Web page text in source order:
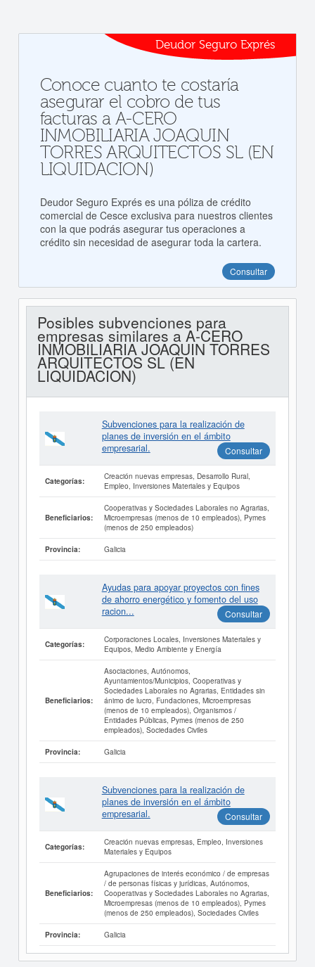
Deudor Seguro Exprés
Conoce cuanto te costaría
asegurar el cobro de tus
facturas a A-CERO
INMOBILIARIA JOAQUIN
TORRES ARQUITECTOS SL (EN
LIQUIDACION)
Deudor Seguro Exprés es una póliza de crédito
comercial de Cesce exclusiva para nuestros clientes
con la que podrás asegurar tus operaciones a
crédito sin necesidad de asegurar toda la cartera.
Consultar
Posibles subvenciones para
empresas similares a A-CERO
INMOBILIARIA JOAQUIN TORRES
ARQUITECTOS SL (EN
LIQUIDACION)
Subvenciones para la realización de
planes de inversión en el ámbito
empresarial.
Consultar
Categorías:
Creación nuevas empresas, Desarrollo Rural,
Empleo, Inversiones Materiales y Equipos
Beneficiarios:
Cooperativas y Sociedades Laborales no Agrarias,
Microempresas (menos de 10 empleados), Pymes
(menos de 250 empleados)
Provincia: Galicia
Ayudas para apoyar proyectos con fines
de ahorro energético y fomento del uso
racion...
Consultar
Categorías:
Corporaciones Locales, Inversiones Materiales y
Equipos, Medio Ambiente y Energía
Beneficiarios:
Asociaciones, Autónomos,
Ayuntamientos/Municipios, Cooperativas y
Sociedades Laborales no Agrarias, Entidades sin
ánimo de lucro, Fundaciones, Microempresas
(menos de 10 empleados), Organismos /
Entidades Públicas, Pymes (menos de 250
empleados), Sociedades Civiles
Provincia: Galicia
Subvenciones para la realización de
planes de inversión en el ámbito
empresarial.
Consultar
Categorías:
Creación nuevas empresas, Empleo, Inversiones
Materiales y Equipos
Beneficiarios:
Agrupaciones de interés económico / de empresas
/ de personas físicas y jurídicas, Autónomos,
Cooperativas y Sociedades Laborales no Agrarias,
Microempresas (menos de 10 empleados), Pymes
(menos de 250 empleados), Sociedades Civiles
Provincia: Galicia